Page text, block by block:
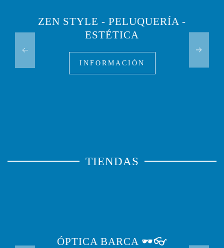
ZEN STYLE - PELUQUERÍA -
ESTÉTICA
INFORMACIÓN
TIENDAS
ÓPTICA BARCA 🕶️👓